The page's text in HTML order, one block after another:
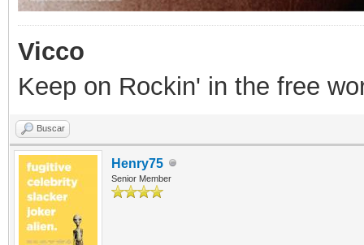
Vicco
Keep on Rockin' in the free
Buscar
Henry75
Senior Member